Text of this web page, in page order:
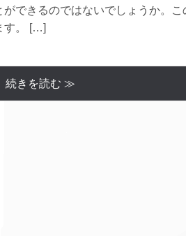
できるのではないでしょうか。こ
す。 […]
続きを読む ≫